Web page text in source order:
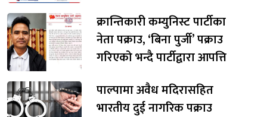
क्रान्तिकारी कम्युनिस्ट पार्टीका
नेता पक्राउ, ‘बिना पुर्जी’ पक्राउ
गरिएको भन्दै पार्टीद्वारा आपत्ति
पाल्पामा अवैध मदिरासहित
भारतीय दुई नागरिक पक्राउ